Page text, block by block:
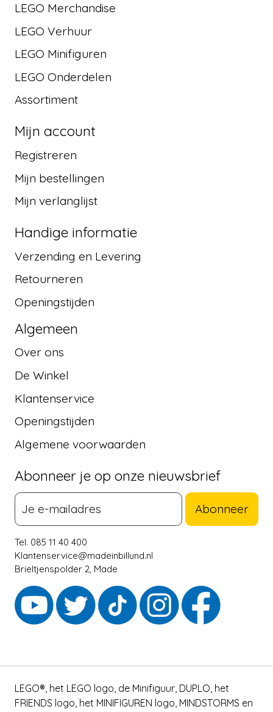
LEGO Merchandise
LEGO Verhuur
LEGO Minifiguren
LEGO Onderdelen
Assortiment
Mijn account
Registreren
Mijn bestellingen
Mijn verlanglijst
Handige informatie
Verzending en Levering
Retourneren
Openingstijden
Algemeen
Over ons
De Winkel
Klantenservice
Openingstijden
Algemene voorwaarden
Abonneer je op onze nieuwsbrief
Abonneer
Tel. 085 11 40 400
Klantenservice@madeinbillund.nl
Brieltjenspolder 2, Made
LEGO®, het LEGO logo, de Minifiguur, DUPLO, het
FRIENDS logo, het MINIFIGUREN logo, MINDSTORMS en